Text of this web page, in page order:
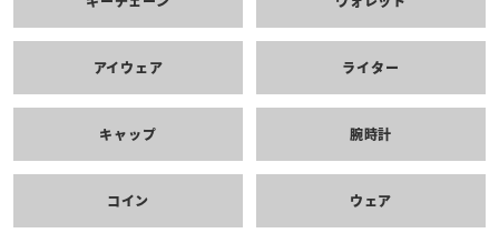
アイウェア ライター
キャップ 腕時計
コイン ウェア